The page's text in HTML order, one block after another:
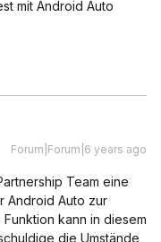
mit Android Auto
Forum|Forum|6 years ago
Team eine
Android Auto zur
kann in diesem
die Umstände